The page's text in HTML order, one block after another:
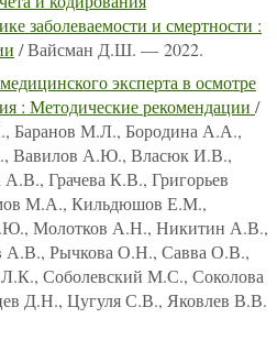
заболеваемости и смертности :
/ Вайсман Д.Ш. — 2022.
эксперта в осмотре
: Методические рекомендации /
Баранов М.Л., Бородина А.А.,
Вавилов А.Ю., Власюк И.В.,
Грачева К.В., Григорьев
М.А., Кильдюшов Е.М.,
Молотков А.Н., Никитин А.В.,
А.В., Рычкова О.Н., Савва О.В.,
Соболевский М.С., Соколова
Д.Н., Цугуля С.В., Яковлев В.В.